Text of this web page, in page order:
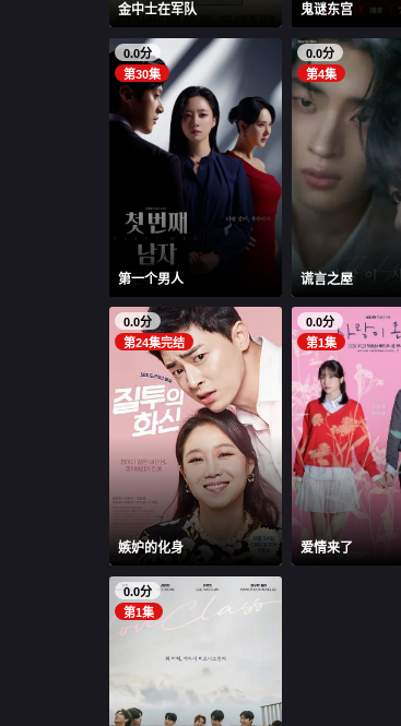
金中士在军队 鬼谜东宫
0.0分
第30集
第一个男人
0.0分
第4集
谎言之屋
0.0分
第24集完结
嫉妒的化身
0.0分
第1集
爱情来了
0.0分
第1集